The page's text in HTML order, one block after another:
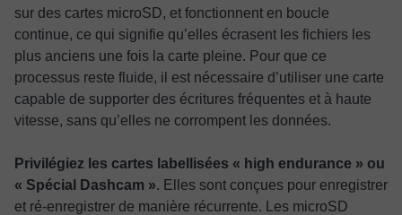
sur des cartes microSD, et fonctionnent en boucle
continue, ce qui signifie qu’elles écrasent les fichiers les
plus anciens une fois la carte pleine. Pour que ce
processus reste fluide, il est nécessaire d’utiliser une carte
capable de supporter des écritures fréquentes et à haute
vitesse, sans qu’elles ne corrompent les données.
Privilégiez les cartes labellisées « high endurance » ou
« Spécial Dashcam ». Elles sont conçues pour enregistrer
et ré-enregistrer de manière récurrente. Les microSD